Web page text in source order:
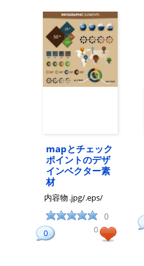
mapとチェック
ポイントのデザ
インベクター素
材
内容物 .jpg/.eps/
0
0 0